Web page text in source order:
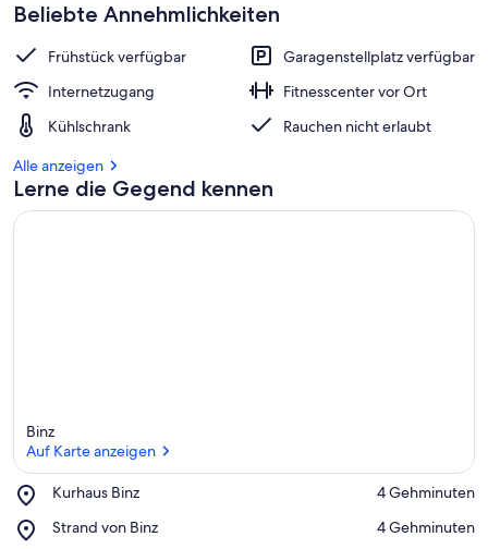
Beliebte Annehmlichkeiten
Frühstück verfügbar
Garagenstellplatz verfügbar
Internetzugang
Fitnesscenter vor Ort
Kühlschrank
Rauchen nicht erlaubt
Alle anzeigen
Lerne die Gegend kennen
Binz
Auf Karte anzeigen
Kurhaus Binz
Place,
Binz
‪4 Gehminuten‬
Strand von Binz
Place,
‪4 Gehminuten‬